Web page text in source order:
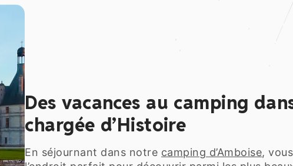
Des vacances au camping
chargée d’Histoire
En séjournant dans notre camping d’Amboise,